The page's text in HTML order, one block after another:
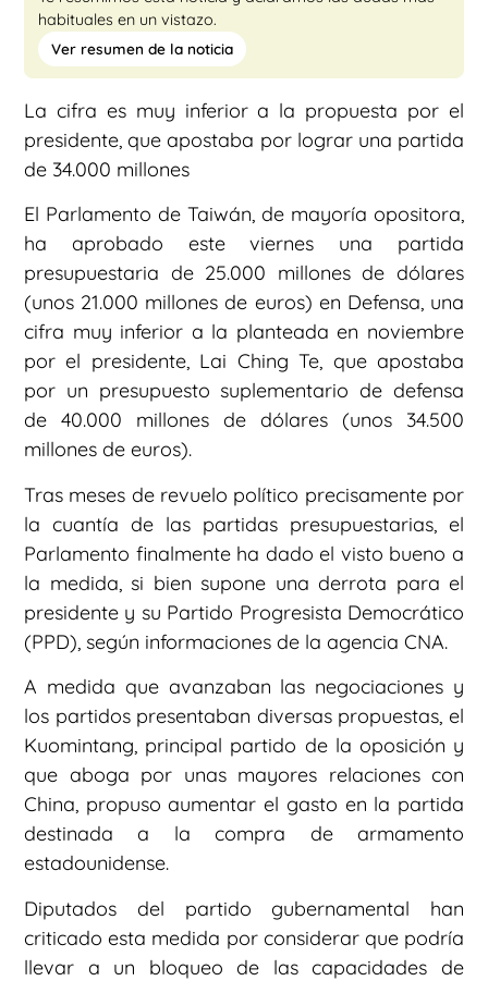
habituales en un vistazo.
Ver resumen de la noticia
La cifra es muy inferior a la propuesta por el
presidente, que apostaba por lograr una partida
de 34.000 millones
El Parlamento de Taiwán, de mayoría opositora,
ha aprobado este viernes una partida
presupuestaria de 25.000 millones de dólares
(unos 21.000 millones de euros) en Defensa, una
cifra muy inferior a la planteada en noviembre
por el presidente, Lai Ching Te, que apostaba
por un presupuesto suplementario de defensa
de 40.000 millones de dólares (unos 34.500
millones de euros).
Tras meses de revuelo político precisamente por
la cuantía de las partidas presupuestarias, el
Parlamento finalmente ha dado el visto bueno a
la medida, si bien supone una derrota para el
presidente y su Partido Progresista Democrático
(PPD), según informaciones de la agencia CNA.
A medida que avanzaban las negociaciones y
los partidos presentaban diversas propuestas, el
Kuomintang, principal partido de la oposición y
que aboga por unas mayores relaciones con
China, propuso aumentar el gasto en la partida
destinada a la compra de armamento
estadounidense.
Diputados del partido gubernamental han
criticado esta medida por considerar que podría
llevar a un bloqueo de las capacidades de